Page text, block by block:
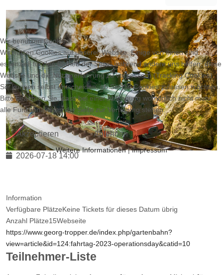
2026-07-18 14:00
Information
Verfügbare PlätzeKeine Tickets für dieses Datum übrig
Anzahl Plätze15Webseite
https://www.georg-tropper.de/index.php/gartenbahn?
view=article&id=124:fahrtag-2023-operationsday&catid=10
Teilnehmer-Liste
Wir benutzen Cookies
Wir nutzen Cookies auf unserer Website. Einige von ihnen sind
essenziell für den Betrieb der Seite, während andere uns helfen, diese
Website und die Nutzererfahrung zu verbessern (Tracking Cookies).
Sie können selbst entscheiden, ob Sie die Cookies zulassen möchten.
Bitte beachten Sie, dass bei einer Ablehnung womöglich nicht mehr
alle Funktionalitäten der Seite zur Verfügung stehen.
Akzeptieren Ablehnen
Weitere Informationen|Impressum